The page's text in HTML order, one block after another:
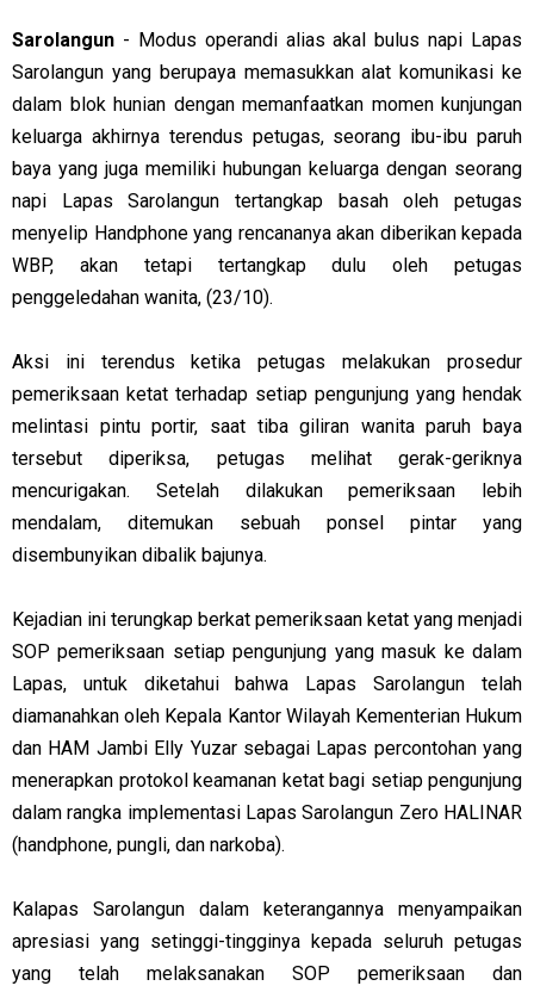
Sarolangun - Modus operandi alias akal bulus napi Lapas
Sarolangun yang berupaya memasukkan alat komunikasi ke
dalam blok hunian dengan memanfaatkan momen kunjungan
keluarga akhirnya terendus petugas, seorang ibu-ibu paruh
baya yang juga memiliki hubungan keluarga dengan seorang
napi Lapas Sarolangun tertangkap basah oleh petugas
menyelip Handphone yang rencananya akan diberikan kepada
WBP, akan tetapi tertangkap dulu oleh petugas
penggeledahan wanita, (23/10).
Aksi ini terendus ketika petugas melakukan prosedur
pemeriksaan ketat terhadap setiap pengunjung yang hendak
melintasi pintu portir, saat tiba giliran wanita paruh baya
tersebut diperiksa, petugas melihat gerak-geriknya
mencurigakan. Setelah dilakukan pemeriksaan lebih
mendalam, ditemukan sebuah ponsel pintar yang
disembunyikan dibalik bajunya.
Kejadian ini terungkap berkat pemeriksaan ketat yang menjadi
SOP pemeriksaan setiap pengunjung yang masuk ke dalam
Lapas, untuk diketahui bahwa Lapas Sarolangun telah
diamanahkan oleh Kepala Kantor Wilayah Kementerian Hukum
dan HAM Jambi Elly Yuzar sebagai Lapas percontohan yang
menerapkan protokol keamanan ketat bagi setiap pengunjung
dalam rangka implementasi Lapas Sarolangun Zero HALINAR
(handphone, pungli, dan narkoba).
Kalapas Sarolangun dalam keterangannya menyampaikan
apresiasi yang setinggi-tingginya kepada seluruh petugas
yang telah melaksanakan SOP pemeriksaan dan